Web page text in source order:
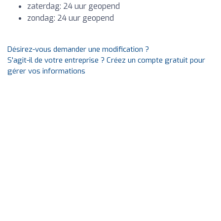
zaterdag: 24 uur geopend
zondag: 24 uur geopend
Désirez-vous demander une modification ?
S'agit-il de votre entreprise ? Créez un compte gratuit pour
gérer vos informations